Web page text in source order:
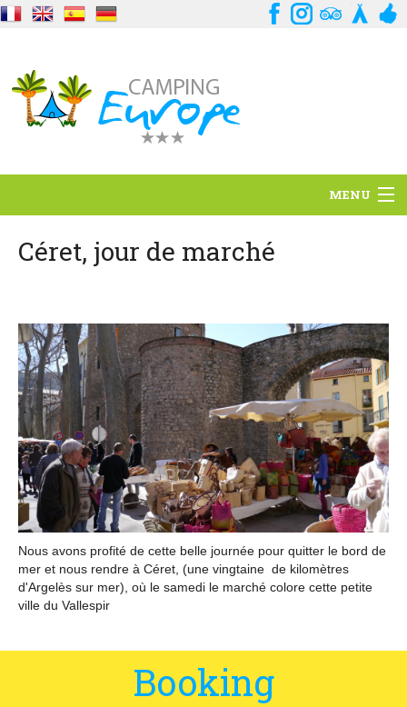
MENU
Situation
Services
Contact
Location and access
Contact form
Documentation
News
Mobile home and rates
Plot and rates
Céret, jour de marché
Nous avons profité de cette belle journée pour quitter le bord de
mer et nous rendre à Céret, (une vingtaine de kilomètres
d'Argelès sur mer), où le samedi le marché colore cette petite
ville du Vallespir
Booking